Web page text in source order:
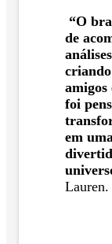
“O
de
amigos
foi
em
Lauren.